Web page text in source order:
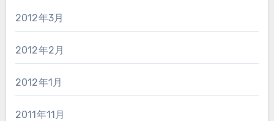
2012年3月
2012年2月
2012年1月
2011年11月